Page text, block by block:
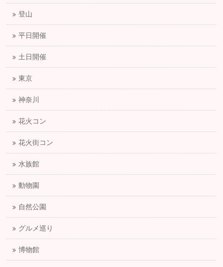
登山
平日開催
土日開催
東京
神奈川
花火コン
花火街コン
水族館
動物園
自然公園
グルメ巡り
博物館